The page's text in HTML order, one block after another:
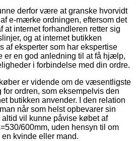
derfor være at granske hvorvidt
e-mærke ordningen, eftersom det
at internet forhandleren retter sig
og at internet butikken
af eksperter som har ekspertise
er en god anledning til at få hjælp,
i forbindelse med din ordre.
er vidende om de væsentligste
for ordren, som eksempelvis den
butikken anvender. I den relation
når som helst opbevarer sin
vil kunne påvise købet af
600mm, uden hensyn til om
kvinde eller mand.